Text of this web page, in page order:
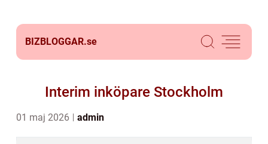
BIZBLOGGAR.se
Interim inköpare Stockholm
01 maj 2026 admin